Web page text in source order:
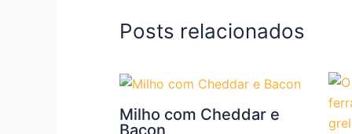
Posts relacionados
Milho com Cheddar e
Bacon